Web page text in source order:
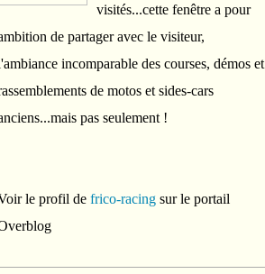
visités...cette fenêtre a pour
de partager avec le visiteur,
incomparable des courses, démos et
de motos et sides-cars
pas seulement !
le profil de frico-racing sur le portail